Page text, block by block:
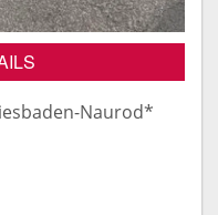
Naurod*